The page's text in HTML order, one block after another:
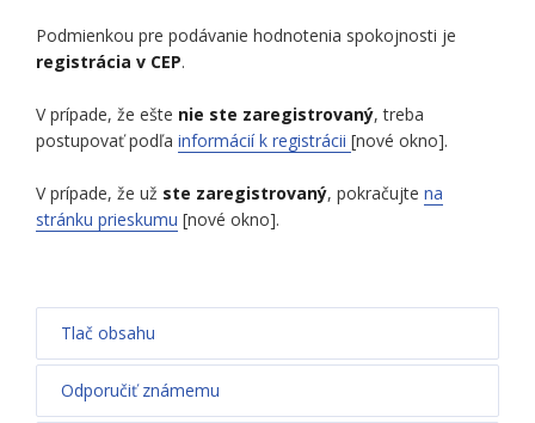
Podmienkou pre podávanie hodnotenia spokojnosti je
registrácia v CEP.
V prípade, že ešte nie ste zaregistrovaný, treba
postupovať podľa informácií k registrácii [nové okno].
V prípade, že už ste zaregistrovaný, pokračujte na
stránku prieskumu [nové okno].
Tlač obsahu
Odporučiť známemu